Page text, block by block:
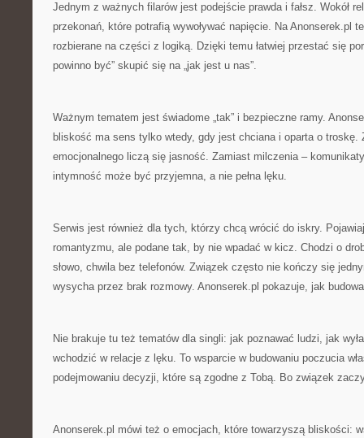
Jednym z ważnych filarów jest podejście prawda i fałsz. Wokół
przekonań, które potrafią wywoływać napięcie. Na Anonserek.pl
rozbierane na części z logiką. Dzięki temu łatwiej przestać się
powinno być” skupić się na „jak jest u nas”.
Ważnym tematem jest świadome „tak” i bezpieczne ramy.
bliskość ma sens tylko wtedy, gdy jest chciana i oparta o troskę.
emocjonalnego liczą się jasność. Zamiast milczenia –
intymność może być przyjemna, a nie pełna lęku.
Serwis jest również dla tych, którzy chcą wrócić do iskry.
romantyzmu, ale podane tak, by nie wpadać w kicz. Chodzi o
słowo, chwila bez telefonów. Związek często nie kończy się
wysycha przez brak rozmowy. Anonserek.pl pokazuje, jak
Nie brakuje tu też tematów dla singli: jak poznawać ludzi, jak
wchodzić w relacje z lęku. To wsparcie w budowaniu poczucia
podejmowaniu decyzji, które są zgodne z Tobą. Bo związek
Anonserek.pl mówi też o emocjach, które towarzyszą bliskości: